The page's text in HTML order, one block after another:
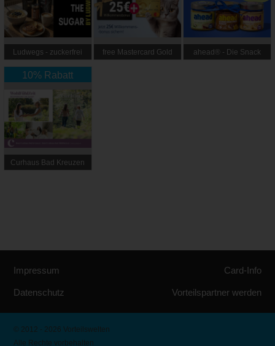
Ludwegs - zuckerfrei
free Mastercard Gold
ahead® - Die Snack
10% Rabatt
Curhaus Bad Kreuzen
Impressum
Datenschutz
Card-Info
Vorteilspartner werden
© 2012 - 2026 Vorteilswelten
Alle Rechte vorbehalten